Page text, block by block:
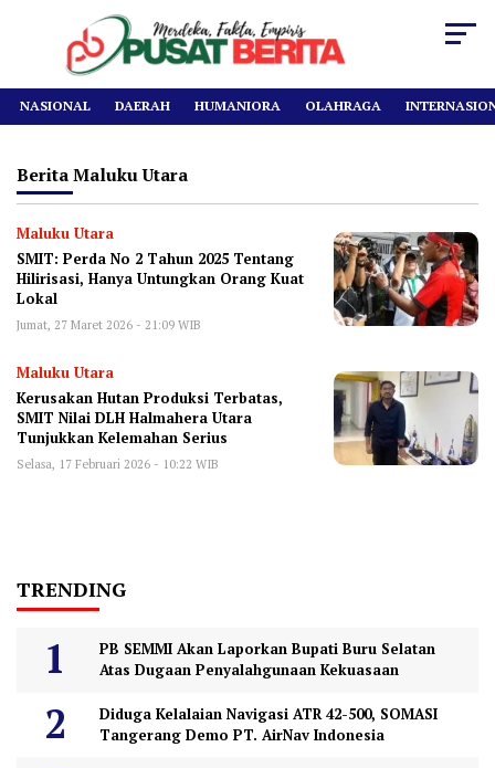
NASIONAL DAERAH HUMANIORA OLAHRAGA
Berita Maluku Utara
Maluku Utara
SMIT: Perda No 2 Tahun 2025 Tentang
Hilirisasi, Hanya Untungkan Orang Kuat
Lokal
Jumat, 27 Maret 2026 - 21:09 WIB
Maluku Utara
Kerusakan Hutan Produksi Terbatas,
SMIT Nilai DLH Halmahera Utara
Tunjukkan Kelemahan Serius
Selasa, 17 Februari 2026 - 10:22 WIB
TRENDING
PB SEMMI Akan Laporkan Bupati Buru Selatan
Atas Dugaan Penyalahgunaan Kekuasaan
Diduga Kelalaian Navigasi ATR 42-500, SOMASI
Tangerang Demo PT. AirNav Indonesia